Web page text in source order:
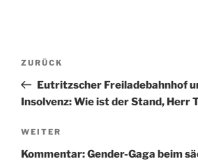
Beitragsnavigation
Vorheriger
Beitrag
ZURÜCK
Eutritzscher Freiladebahnhof
Insolvenz: Wie ist der Stand, Herr
Nächster
Beitrag
WEITER
Kommentar: Gender-Gaga beim